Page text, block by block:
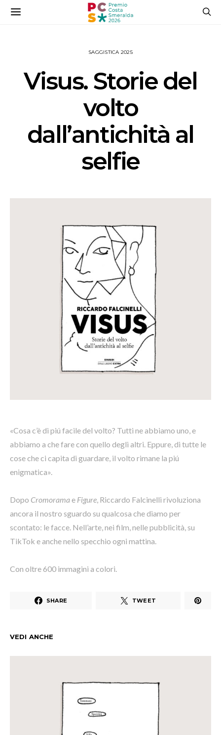
SAGGISTICA 2025
Visus. Storie del
volto
dall’antichità al
selfie
«Cosa c’è di piú facile del volto? Tutti ne abbiamo uno, e
abbiamo a che fare con quello degli altri. Eppure, di tutte le
cose che ci capita di guardare, il volto rimane la piú
enigmatica».
Dopo Cromoramae Figure, Riccardo Falcinelli rivoluziona
ancora il nostro sguardo su qualcosa che diamo per
scontato: le facce. Nell’arte, nei film, nelle pubblicità, su
TikTok e anche nello specchio ogni mattina.
Con oltre 600 immagini a colori.
SHARE TWEET
VEDI ANCHE